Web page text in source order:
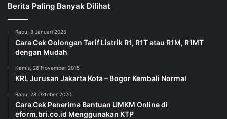
Berita Paling Banyak Dilihat
Rabu, 8 Januari 2025
Cara Cek Golongan Tarif Listrik R1, R1T atau R1M, R1MT
dengan Mudah
Kamis, 26 November 2015
KRL Jurusan Jakarta Kota – Bogor Kembali Normal
Rabu, 28 Oktober 2020
Cara Cek Penerima Bantuan UMKM Online di
eform.bri.co.id Menggunakan KTP